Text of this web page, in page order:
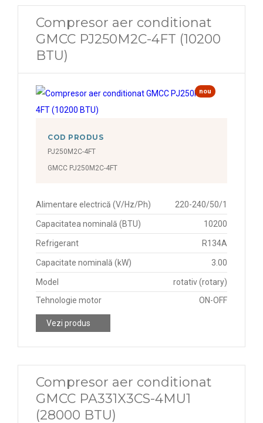
Compresor aer conditionat
GMCC PJ250M2C-4FT (10200
BTU)
nou
COD PRODUS
PJ250M2C-4FT
GMCC PJ250M2C-4FT
Alimentare electrică (V/Hz/Ph) 220-240/50/1
Capacitatea nominală (BTU) 10200
Refrigerant R134A
Capacitate nominală (kW) 3.00
Model
rotativ (rotary)
Tehnologie motor
ON-OFF
Vezi produs
Compresor aer conditionat
GMCC PA331X3CS-4MU1
(28000 BTU)